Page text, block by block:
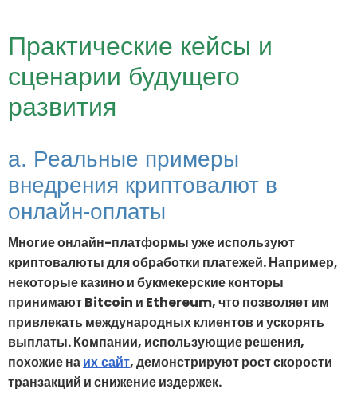
Практические кейсы и
сценарии будущего
развития
a. Реальные примеры
внедрения криптовалют в
онлайн-оплаты
Многие онлайн-платформы уже используют
криптовалюты для обработки платежей. Например,
некоторые казино и букмекерские конторы
принимают Bitcoin и Ethereum, что позволяет им
привлекать международных клиентов и ускорять
выплаты. Компании, использующие решения,
похожие на их сайт, демонстрируют рост скорости
транзакций и снижение издержек.